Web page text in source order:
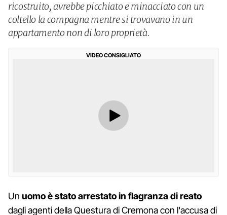
ricostruito, avrebbe picchiato e minacciato con un
coltello la compagna mentre si trovavano in un
appartamento non di loro proprietà.
VIDEO CONSIGLIATO
Un uomo è stato arrestato in flagranza di reato
dagli agenti della Questura di Cremona con l'accusa di